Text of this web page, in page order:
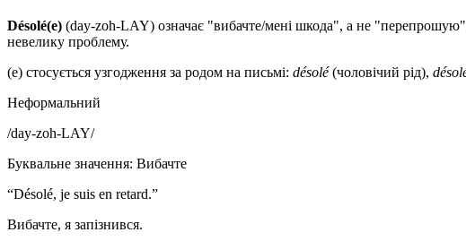
Désolé(e) (day-zoh-LAY) означає "вибачте/мені шкода", а не
невелику проблему.
(e) стосується узгодження за родом на письмі: désolé(чоловічий рід),
Неформальний
/day-zoh-LAY/
Буквальне значення: Вибачте
“Désolé, je suis en retard.”
Вибачте, я запізнився.